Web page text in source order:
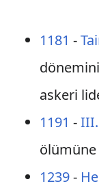
1181 -
askeri
1191 -
ölümüne
1239-